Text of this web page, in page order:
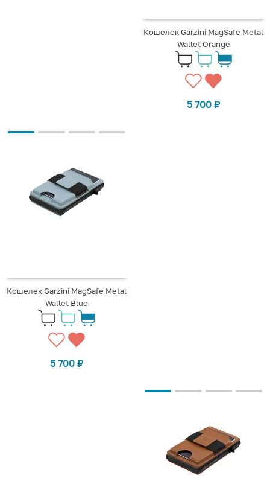
Кошелек Garzini MagSafe Metal
Wallet Orange
5 700 ₽
Кошелек Garzini MagSafe Metal
Wallet Blue
5 700 ₽